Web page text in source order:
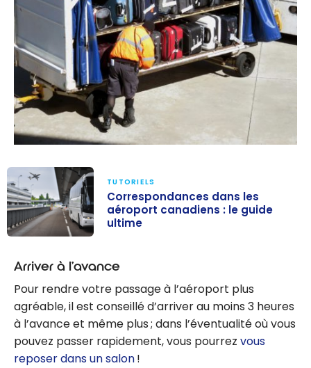
es dans les
canadiens : le
guide ultime
TUTORIELS
Correspondances dans les
aéroport canadiens : le guide
ultime
Arriver à l’avance
Pour rendre votre passage à l’aéroport plus
agréable, il est conseillé d’arriver au moins 3 heures
à l’avance et même plus ; dans l’éventualité où vous
pouvez passer rapidement, vous pourrez vous
reposer dans un salon!